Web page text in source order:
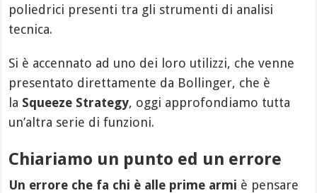
poliedrici presenti tra gli strumenti di analisi
tecnica.
Si è accennato ad uno dei loro utilizzi, che venne
presentato direttamente da Bollinger, che è
la Squeeze Strategy, oggi approfondiamo tutta
un’altra serie di funzioni.
Chiariamo un punto ed un errore
Un errore che fa chi è alle prime armi è pensare